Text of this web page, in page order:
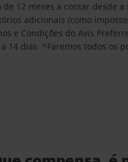
de 12 meses a contar
adicionais (como
e Condições do Avis
14 dias. ^Faremos todos